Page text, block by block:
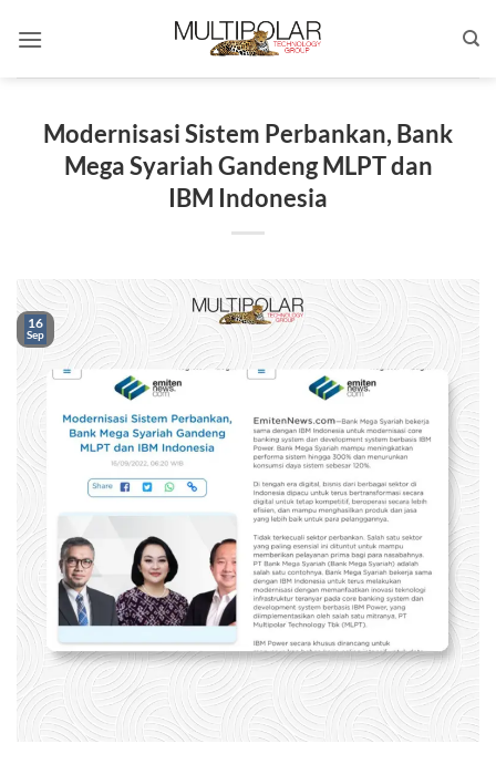
Modernisasi Sistem Perbankan, Bank
Mega Syariah Gandeng MLPT dan
IBM Indonesia
16
Sep